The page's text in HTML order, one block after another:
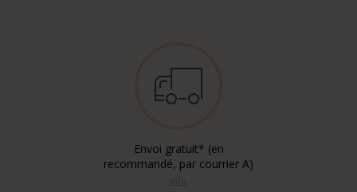
Envoi gratuit* (en
recommandé, par courrier A)